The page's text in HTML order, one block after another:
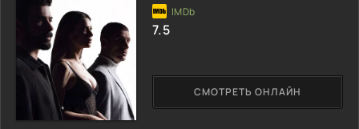
СМОТРЕТЬ ОНЛАЙН
7.5